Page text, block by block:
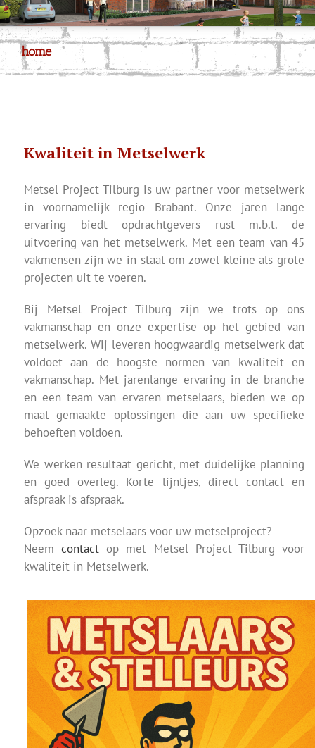
home
Kwaliteit in Metselwerk
Metsel Project Tilburg is uw partner voor metselwerk
in voornamelijk regio Brabant. Onze jaren lange
ervaring biedt opdrachtgevers rust m.b.t. de
uitvoering van het metselwerk. Met een team van 45
vakmensen zijn we in staat om zowel kleine als grote
projecten uit te voeren.
Bij Metsel Project Tilburg zijn we trots op ons
vakmanschap en onze expertise op het gebied van
metselwerk. Wij leveren hoogwaardig metselwerk dat
voldoet aan de hoogste normen van kwaliteit en
vakmanschap. Met jarenlange ervaring in de branche
en een team van ervaren metselaars, bieden we op
maat gemaakte oplossingen die aan uw specifieke
behoeften voldoen.
We werken resultaat gericht, met duidelijke planning
en goed overleg. Korte lijntjes, direct contact en
afspraak is afspraak.
Opzoek naar metselaars voor uw metselproject?
Neemcontact op met Metsel Project Tilburg voor
kwaliteit in Metselwerk.